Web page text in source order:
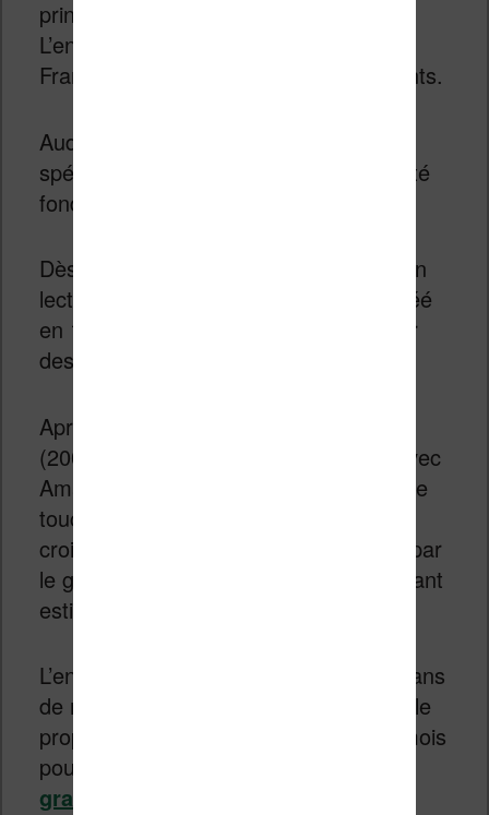
principaux acteurs sur ce secteur.
L’entreprise vient d’ouvrir un studio en
France pour se rapprocher de ses clients.
Audible est une entreprise qui est
spécialisé dans le livre audio et qui a été
fondée en 1997 par Don Katz.
Dès 1997, l’entreprise commercialise un
lecteur de livre audio et son site est créé
en 1998. Déjà, il permet de télécharger
des audio books depuis Internet !
Après un accord passé avec Apple
(2003), l’entreprise cèle une alliance avec
Amazon en 2008 qui va lui permettre de
toucher un large public et accélérer sa
croissance. (Audible est alors racheté par
le géant du e-commerce pour un montant
estimé à 300 millions de dollars)
L’entreprise est maintenant présente dans
de nombreux pays – dont la France. Elle
propose un abonnement à 9,95€ par mois
pour l’écoute de livres en audio (
gratuit d’un mois ici